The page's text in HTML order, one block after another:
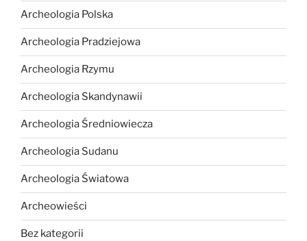
Archeologia Polska
Archeologia Pradziejowa
Archeologia Rzymu
Archeologia Skandynawii
Archeologia Średniowiecza
Archeologia Sudanu
Archeologia Światowa
Archeowieści
Bez kategorii